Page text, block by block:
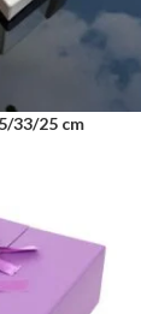
33/25 cm